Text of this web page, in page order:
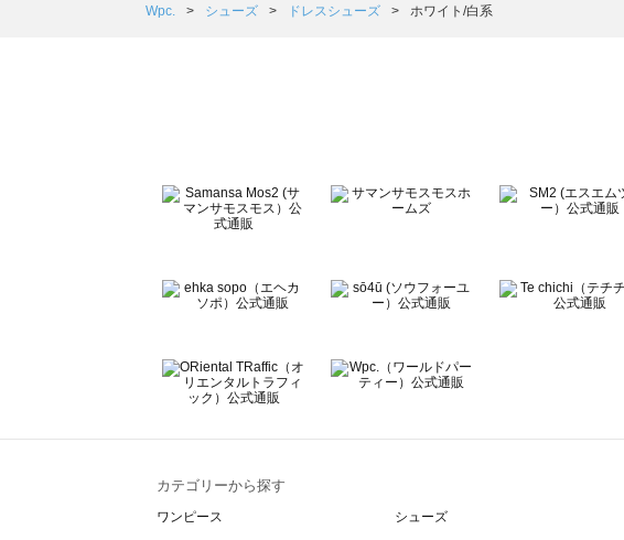
Samansa Mos2 Lagom（サマンサモスモス ラーゴム）のドレスシューズ一覧
BETTY'S BLUE（べティーズブルー）のドレスシューズ一覧
Wpc.（ワールドパーティー）のドレスシューズ一覧
Wpc. シューズ ドレスシューズ ホワイト/白系
カテゴリーから探す
ワンピース シューズ